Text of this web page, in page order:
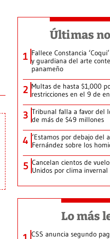
Últimas
1 Fallece Constancia
y guardiana del arte
panameño
2 Multas de hasta $1,000
restricciones en el 9 de
3 Tribunal falla a favor del
de más de $49 millones
4 ‘Estamos por debajo del
Fernández sobre los
5 Cancelan cientos de
Unidos por clima invernal
Lo más
CSS anuncia segundo